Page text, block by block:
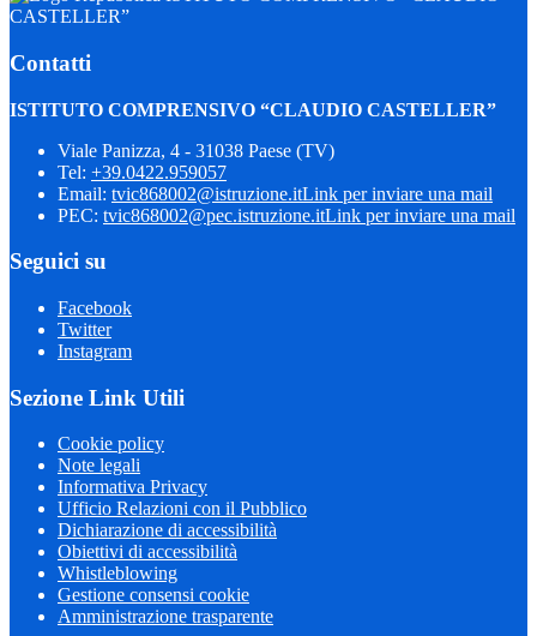
CASTELLER”
Contatti
ISTITUTO COMPRENSIVO “CLAUDIO CASTELLER”
Viale Panizza, 4 - 31038 Paese (TV)
Tel: +39.0422.959057
Email: tvic868002@istruzione.itLink per inviare una mail
PEC: tvic868002@pec.istruzione.itLink per inviare una mail
Seguici su
Facebook
Twitter
Instagram
Sezione Link Utili
Cookie policy
Note legali
Informativa Privacy
Ufficio Relazioni con il Pubblico
Dichiarazione di accessibilità
Obiettivi di accessibilità
Whistleblowing
Gestione consensi cookie
Amministrazione trasparente